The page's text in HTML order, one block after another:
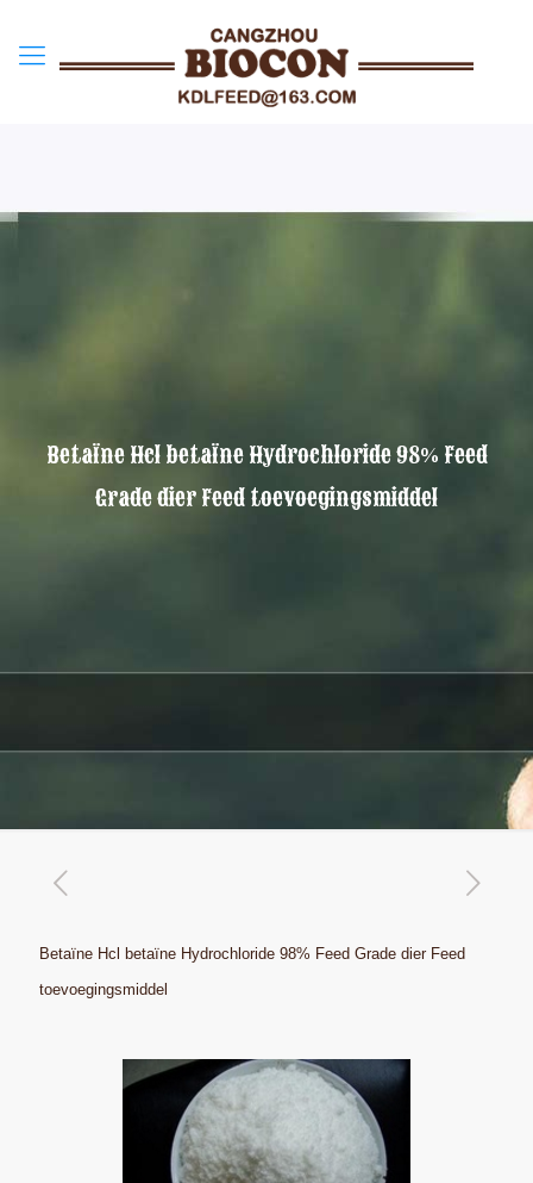
Betaïne Hcl betaïne Hydrochloride 98% Feed
Grade dier Feed toevoegingsmiddel
Betaïne Hcl betaïne Hydrochloride 98% Feed Grade dier Feed
toevoegingsmiddel